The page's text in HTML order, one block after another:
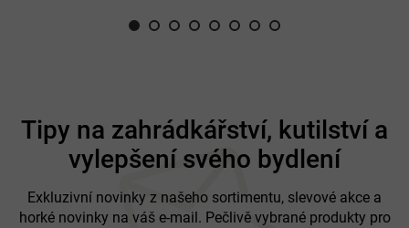
Tipy na zahrádkářství, kutilství a
vylepšení svého bydlení
Exkluzivní novinky z našeho sortimentu, slevové akce a
horké novinky na váš e-mail. Pečlivě vybrané produkty pro